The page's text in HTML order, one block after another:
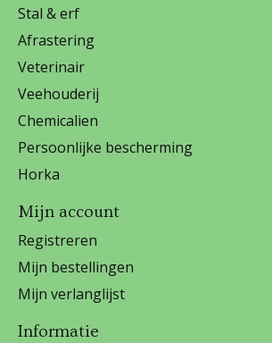
Stal & erf
Afrastering
Veterinair
Veehouderij
Chemicalien
Persoonlijke bescherming
Horka
Mijn account
Registreren
Mijn bestellingen
Mijn verlanglijst
Informatie